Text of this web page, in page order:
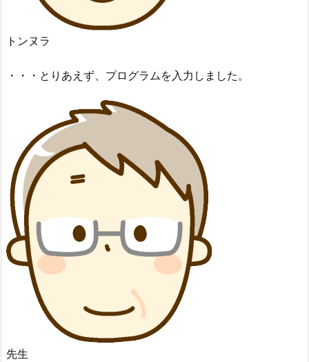
トンヌラ
・・・とりあえず、プログラムを入力しました。
先生